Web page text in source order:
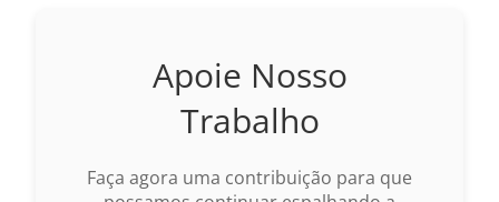
Apoie Nosso
Trabalho
Faça agora uma contribuição para que